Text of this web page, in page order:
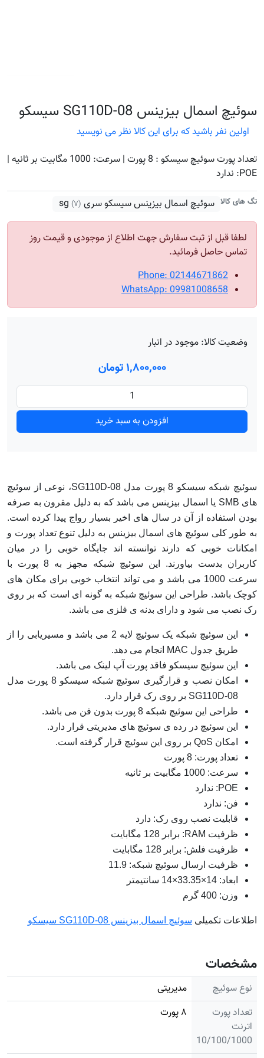
سوئیچ اسمال بیزینس SG110D-08 سیسکو
اولین نفر باشید که برای این کالا نظر می نویسید
تعداد پورت سوئیچ سیسکو : 8 پورت | سرعت: 1000 مگابیت بر ثانیه |
POE: ندارد
تگ های کالا سوئیچ اسمال بیزینس سیسکو سری sg (۷)
لطفا قبل از ثبت سفارش جهت اطلاع از موجودی و قیمت روز
تماس حاصل فرمائید.
Phone: 02144671862
WhatsApp: 09981008658
وضعیت کالا: موجود در انبار
۱٬۸۰۰٬۰۰۰ تومان
افزودن به سبد خرید
سوئیچ شبکه سیسکو 8 پورت مدل SG110D-08، نوعی از سوئیچ
های SMB یا اسمال بیزینس می باشد که به دلیل مقرون به صرفه
بودن استفاده از آن در سال های اخیر بسیار رواج پیدا کرده است.
به طور کلی سوئیچ های اسمال بیزینس به دلیل تنوع تعداد پورت و
امکانات خوبی که دارند توانسته اند جایگاه خوبی را در میان
کاربران بدست بیاورند. این سوئیچ شبکه مجهز به 8 پورت با
سرعت 1000 می باشد و می تواند انتخاب خوبی برای مکان های
کوچک باشد. طراحی این سوئیچ شبکه به گونه ای است که بر روی
رک نصب می شود و دارای بدنه ی فلزی می باشد.
این سوئیچ شبکه یک سوئیچ لایه 2 می باشد و مسیریابی را از
طریق جدول MAC انجام می دهد.
این سوئیچ سیسکو فاقد پورت آپ لینک می باشد.
امکان نصب و قرارگیری سوئیچ شبکه سیسکو 8 پورت مدل
SG110D-08 بر روی رک قرار دارد.
طراحی این سوئیچ شبکه 8 پورت بدون فن می باشد.
این سوئیچ در رده ی سوئیچ های مدیریتی قرار دارد.
امکان QoS بر روی این سوئیچ قرار گرفته است.
تعداد پورت: 8 پورت
سرعت: 1000 مگابیت بر ثانیه
POE: ندارد
فن: ندارد
قابلیت نصب روی رک: دارد
ظرفیت RAM: برابر 128 مگابایت
ظرفیت فلش: برابر 128 مگابایت
ظرفیت ارسال سوئیچ شبکه: 11.9
ابعاد: 14×33.35×14 سانتیمتر
وزن: 400 گرم
اطلاعات تکمیلی سوئیچ اسمال بیزینس SG110D-08 سیسکو
مشخصات
نوع سوئیچ
مدیریتی
تعداد پورت
اترنت
10/100/1000
۸ پورت